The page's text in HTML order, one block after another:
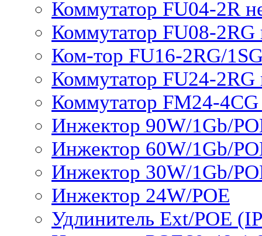
Коммутатор FU04-2R
Коммутатор FU08-
Ком-тор FU16-2RG/
Коммутатор FU24-
Коммутатор FM24-
Инжектор 90W/1Gb/
Инжектор 60W/1Gb/
Инжектор 30W/1Gb/
Инжектор 24W/POE
Удлинитель Ext/POE